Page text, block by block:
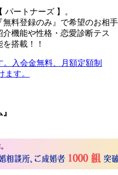
ートナーズ 】。
料登録のみ』で希望のお相手
機能や性格・恋愛診断テス
搭載！！
入会金無料、月額定額制
ます。